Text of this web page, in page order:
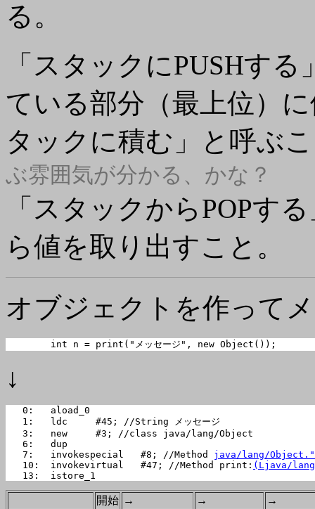
る。
「スタックにPUSHす
ている部分（最上位）
タックに積む」と呼ぶ
ぶ雰囲気が分かる、かな？
「スタックからPOPす
ら値を取り出すこと。
オブジェクトを作って
	int n = print("メッセージ", new Object());
↓
   0:   aload_0
   1:   ldc     #45; //String メッセージ
   3:   new     #3; //class java/lang/Object
   6:   dup
   7:   invokespecial   #8; //Method
java/lang/
   10:  invokevirtual   #47; //Method print:
(Ljava/
   13:  istore_1
開始 → → →